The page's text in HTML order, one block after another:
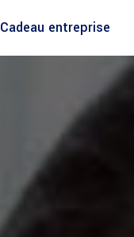
Cadeau entreprise